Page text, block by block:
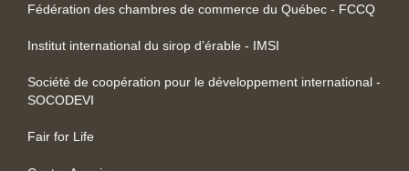
Fédération des chambres de commerce du Québec - FCCQ
Institut international du sirop d’érable - IMSI
Société de coopération pour le développement international -
SOCODEVI
Fair for Life